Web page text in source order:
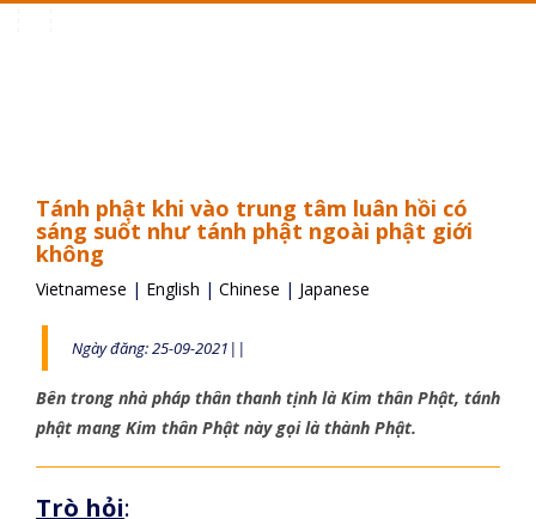
Tánh phật khi vào trung tâm luân hồi có
sáng suốt như tánh phật ngoài phật giới
không
Vietnamese | English | Chinese | Japanese
Ngày đăng: 25-09-2021||
Bên trong nhà pháp thân thanh tịnh là Kim thân Phật, tánh
phật mang Kim thân Phật này gọi là thành Phật.
Trò hỏi: